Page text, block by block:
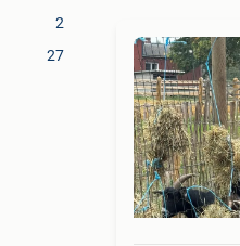
2
27